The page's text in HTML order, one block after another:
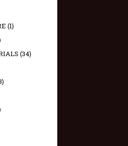
(1)
(34)